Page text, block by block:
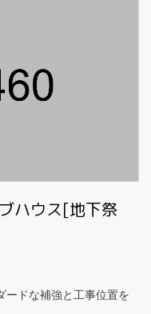
ハウス[地下祭
ードな補強と工事位置を